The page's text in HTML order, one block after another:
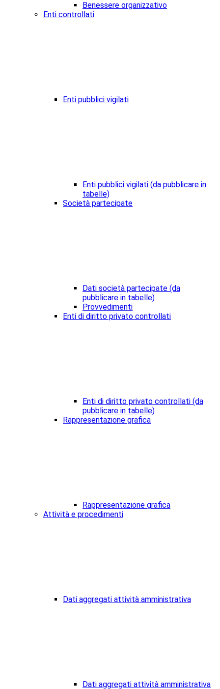
Benessere organizzativo
Enti controllati
Enti pubblici vigilati
Enti pubblici vigilati (da pubblicare in
tabelle)
Società partecipate
Dati società partecipate (da
pubblicare in tabelle)
Provvedimenti
Enti di diritto privato controllati
Enti di diritto privato controllati (da
pubblicare in tabelle)
Rappresentazione grafica
Rappresentazione grafica
Attività e procedimenti
Dati aggregati attività amministrativa
Dati aggregati attività amministrativa